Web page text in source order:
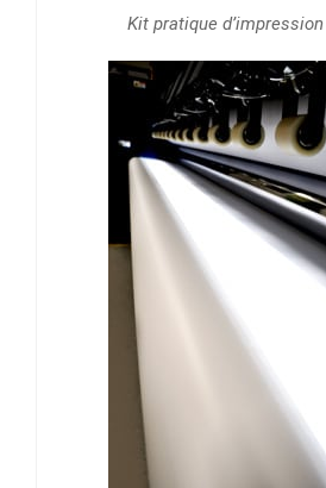
Kit pratique